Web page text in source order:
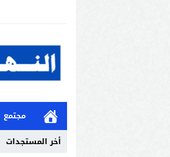
مجتمع
أخر المستجدات